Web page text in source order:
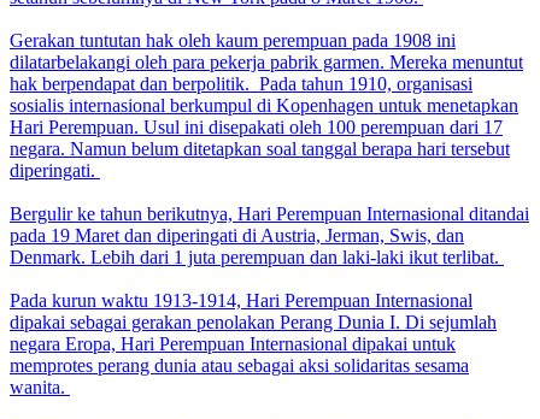
Gerakan tuntutan hak oleh kaum perempuan pada 1908 ini
dilatarbelakangi oleh para pekerja pabrik garmen. Mereka menuntut
hak berpendapat dan berpolitik. Pada tahun 1910, organisasi
sosialis internasional berkumpul di Kopenhagen untuk menetapkan
Hari Perempuan. Usul ini disepakati oleh 100 perempuan dari 17
negara. Namun belum ditetapkan soal tanggal berapa hari tersebut
diperingati.
Bergulir ke tahun berikutnya, Hari Perempuan Internasional ditandai
pada 19 Maret dan diperingati di Austria, Jerman, Swis, dan
Denmark. Lebih dari 1 juta perempuan dan laki-laki ikut terlibat.
Pada kurun waktu 1913-1914, Hari Perempuan Internasional
dipakai sebagai gerakan penolakan Perang Dunia I. Di sejumlah
negara Eropa, Hari Perempuan Internasional dipakai untuk
memprotes perang dunia atau sebagai aksi solidaritas sesama
wanita.